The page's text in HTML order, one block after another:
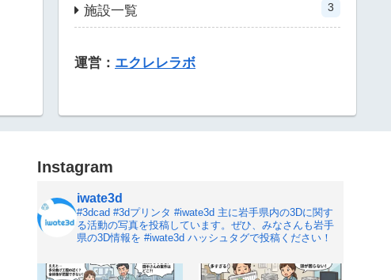
施設一覧 3
運営： エクレレラボ
Instagram
iwate3d
#3dcad #3dプリンタ #iwate3d 主に岩手県内の3Dに関す
る活動の写真を投稿しています。ぜひ、みなさんも岩手
県の3D情報を #iwate3d ハッシュタグで投稿ください！